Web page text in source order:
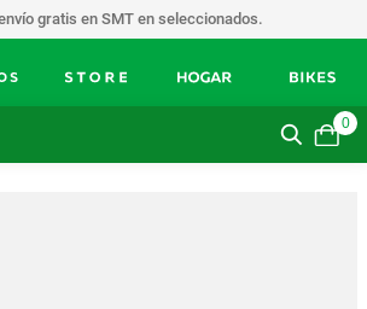
gratis en SMT en seleccionados.
0